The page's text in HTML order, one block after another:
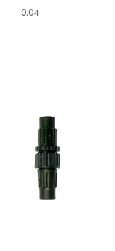
0.04